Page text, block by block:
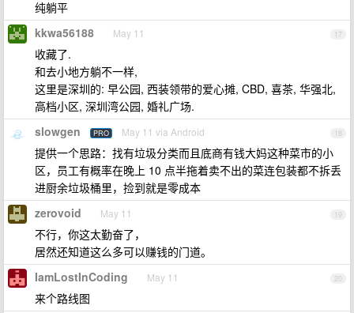
纯躺平
17
kkwa56188 May 11
收藏了.
和去小地方躺不一样,
这里是深圳的: 早公园, 西装领带的爱心摊, CBD, 喜茶, 华强北,
高档小区, 深圳湾公园, 婚礼广场.
18
slowgen PRO May 11 via Android
提供一个思路：找有垃圾分类而且底商有钱大妈这种菜市的小
区，员工有概率在晚上 10 点半拖着卖不出的菜连包装都不拆丢
进厨余垃圾桶里，捡到就是零成本
19
zerovoid May 11
不行，你这太勤奋了，
居然还知道这么多可以赚钱的门道。
20
IamLostInCoding May 11
来个路线图